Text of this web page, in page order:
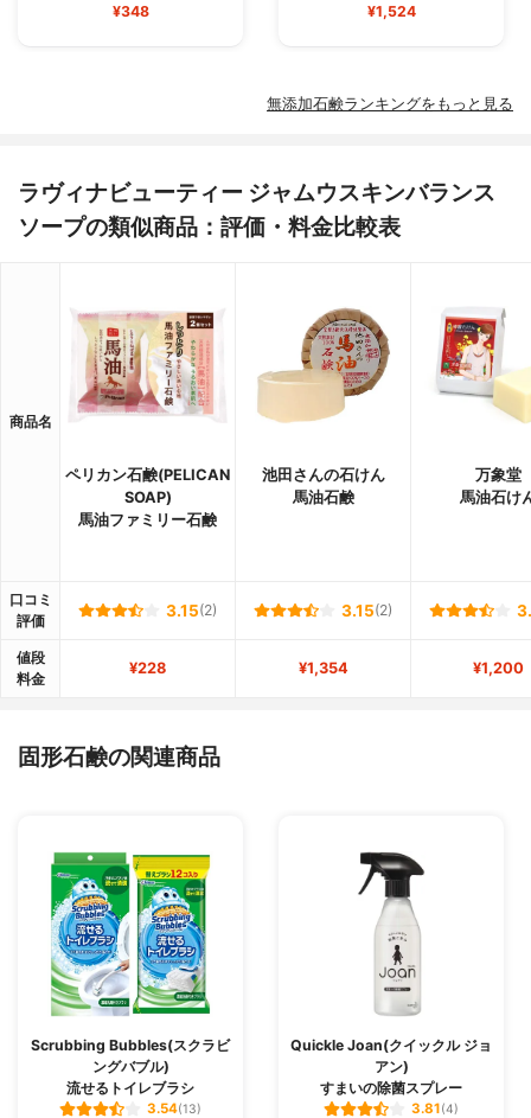
¥348 ¥1,524
無添加石鹸ランキングをもっと見る
ラヴィナビューティー ジャムウスキンバランス
ソープの類似商品：評価・料金比較表
商品名
ペリカン石鹸(PELICAN
SOAP)
馬油ファミリー石鹸
池田さんの石けん
馬油石鹸
万象堂
馬油石け
口コミ
評価
3.15(2) 3.15(2)
値段
料金
¥228 ¥1,354 ¥1,200
固形石鹸の関連商品
Scrubbing Bubbles(スクラビ
ングバブル)
流せるトイレブラシ
3.54(13)
Quickle Joan(クイックル ジョ
アン)
すまいの除菌スプレー
3.81(4)